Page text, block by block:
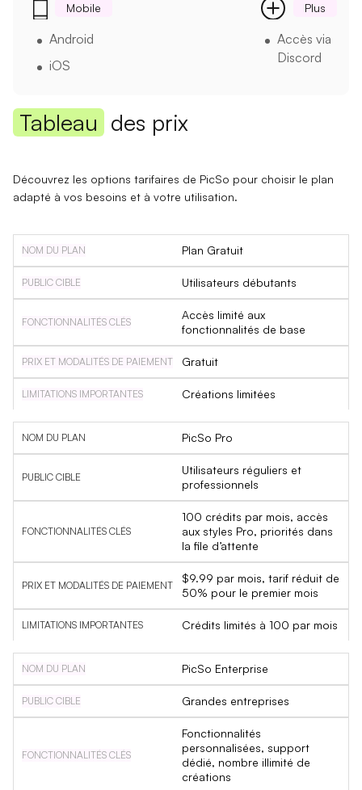
Mobile
Android
iOS
Plus
Accès via
Discord
Tableau des prix
Découvrez les options tarifaires de PicSo pour choisir le plan
adapté à vos besoins et à votre utilisation.
Plan Gratuit
Utilisateurs débutants
Accès limité aux
fonctionnalités de base
Gratuit
Créations limitées
PicSo Pro
Utilisateurs réguliers et
professionnels
100 crédits par mois, accès
aux styles Pro, priorités dans
la file d’attente
$9.99 par mois, tarif réduit de
50% pour le premier mois
Crédits limités à 100 par mois
PicSo Enterprise
Grandes entreprises
Fonctionnalités
personnalisées, support
dédié, nombre illimité de
créations